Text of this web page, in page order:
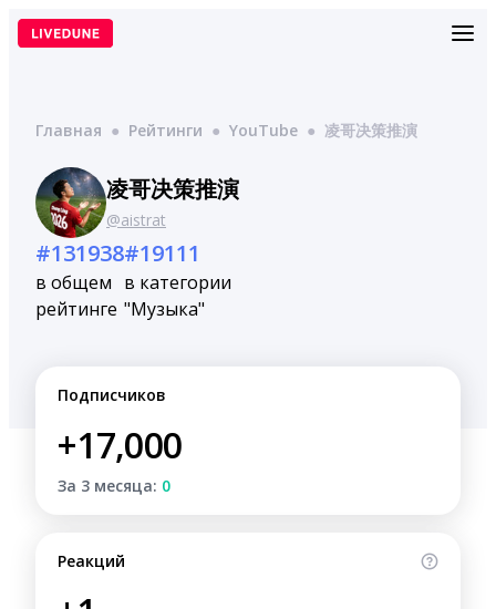
Перейти
Главная ● Рейтинги ● YouTube ● 凌哥决策推演
凌哥决策推演
@aistrat
#131938
в общем
рейтинге
#19111
в категории
"Музыка"
Подписчиков
+17,000
За 3 месяца: 0
Реакций